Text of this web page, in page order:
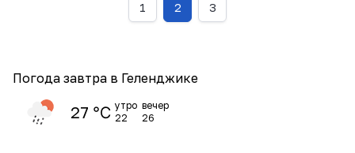
1 2 3
Погода завтра в Геленджике
27 ℃ утро
22
вечер
26